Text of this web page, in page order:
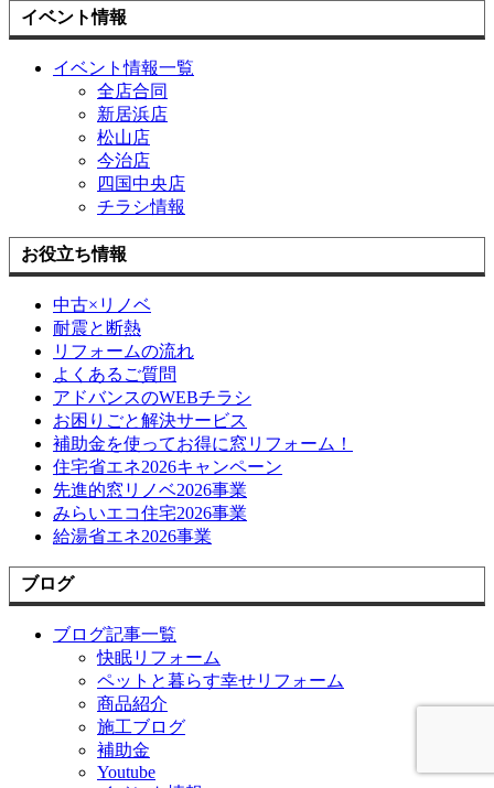
イベント情報
イベント情報一覧
全店合同
新居浜店
松山店
今治店
四国中央店
チラシ情報
お役立ち情報
中古×リノベ
耐震と断熱
リフォームの流れ
よくあるご質問
アドバンスのWEBチラシ
お困りごと解決サービス
補助金を使ってお得に窓リフォーム！
住宅省エネ2026キャンペーン
先進的窓リノベ2026事業
みらいエコ住宅2026事業
給湯省エネ2026事業
ブログ
ブログ記事一覧
快眠リフォーム
ペットと暮らす幸せリフォーム
商品紹介
施工ブログ
補助金
Youtube